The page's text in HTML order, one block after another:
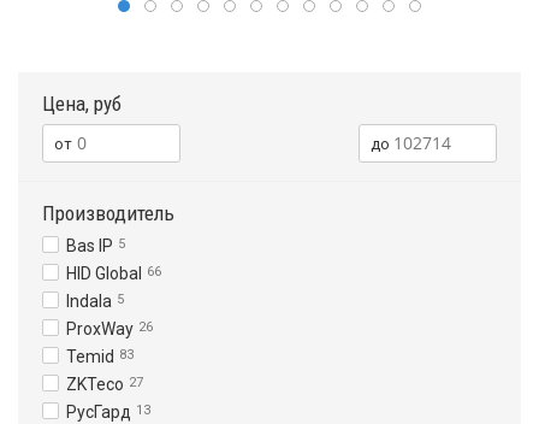
Цена, руб
Производитель
Bas IP 5
HID Global 66
Indala 5
ProxWay 26
Temid 83
ZKTeco 27
РусГард 13